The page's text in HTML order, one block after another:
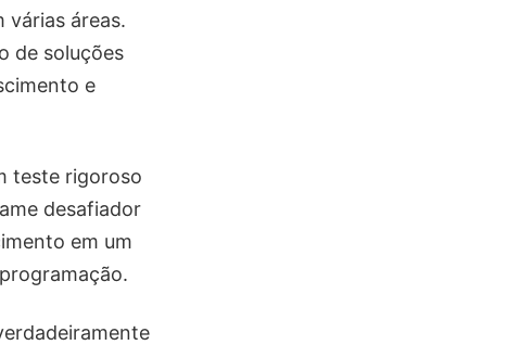
várias áreas.
de soluções
e
teste rigoroso
desafiador
em um